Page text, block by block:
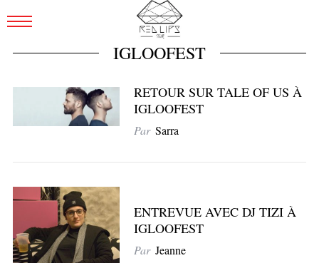
IGLOOFEST
RETOUR SUR TALE OF US À
IGLOOFEST
Par Sarra
ENTREVUE AVEC DJ TIZI À
IGLOOFEST
Par Jeanne